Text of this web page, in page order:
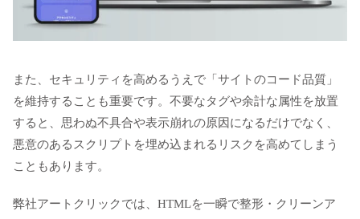
また、セキュリティを高めるうえで「サイトのコード品質」
を維持することも重要です。不要なタグや余計な属性を放置
すると、思わぬ不具合や表示崩れの原因になるだけでなく、
悪意のあるスクリプトを埋め込まれるリスクを高めてしまう
こともあります。
弊社アートクリックでは、HTMLを一瞬で整形・クリーンア